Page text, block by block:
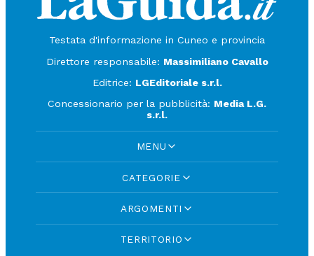
Testata d'informazione in Cuneo e provincia
Direttore responsabile: Massimiliano Cavallo
Editrice: LGEditoriale s.r.l.
Concessionario per la pubblicità: Media L.G.
s.r.l.
MENU
CATEGORIE
ARGOMENTI
TERRITORIO